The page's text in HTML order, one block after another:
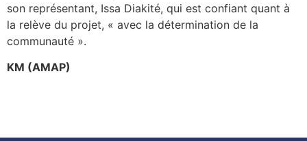
son représentant, Issa Diakité, qui est confiant quant à
la relève du projet, « avec la détermination de la
communauté ».
KM (AMAP)